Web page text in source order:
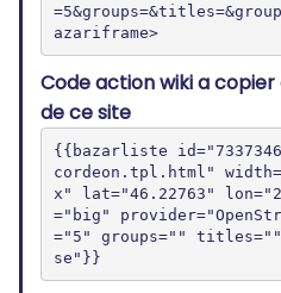
azariframe>
Code action wiki a
de ce site
{{bazarliste
cordeon.tpl.html"
x" lat="46.22763"
="big"
="5" groups="" titles=""
se"}}